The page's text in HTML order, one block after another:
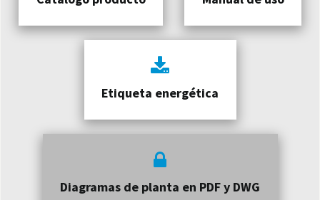
Etiqueta energética
Diagramas de planta en PDF y DWG